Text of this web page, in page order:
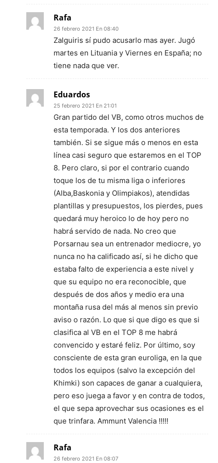
Rafa
26 febrero 2021 En 08:40
Zalguiris sí pudo acusarlo mas ayer. Jugó
martes en Lituania y Viernes en España; no
tiene nada que ver.
Eduardos
25 febrero 2021 En 21:01
Gran partido del VB, como otros muchos de
esta temporada. Y los dos anteriores
también. Si se sigue más o menos en esta
línea casi seguro que estaremos en el TOP
8. Pero claro, si por el contrario cuando
toque los de tu misma liga o inferiores
(Alba,Baskonia y Olimpiakos), atendidas
plantillas y presupuestos, los pierdes, pues
quedará muy heroico lo de hoy pero no
habrá servido de nada. No creo que
Porsarnau sea un entrenador mediocre, yo
nunca no ha calificado así, si he dicho que
estaba falto de experiencia a este nivel y
que su equipo no era reconocible, que
después de dos años y medio era una
montaña rusa del más al menos sin previo
aviso o razón. Lo que si que digo es que si
clasifica al VB en el TOP 8 me habrá
convencido y estaré feliz. Por último, soy
consciente de esta gran euroliga, en la que
todos los equipos (salvo la excepción del
Khimki) son capaces de ganar a cualquiera,
pero eso juega a favor y en contra de todos,
el que sepa aprovechar sus ocasiones es el
que trinfara. Ammunt Valencia !!!!!
Rafa
26 febrero 2021 En 08:07